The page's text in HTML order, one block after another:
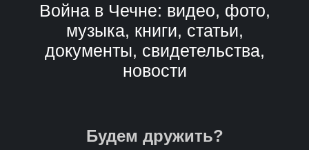
Война в Чечне: видео, фото,
музыка, книги, статьи,
документы, свидетельства,
новости
Будем дружить?